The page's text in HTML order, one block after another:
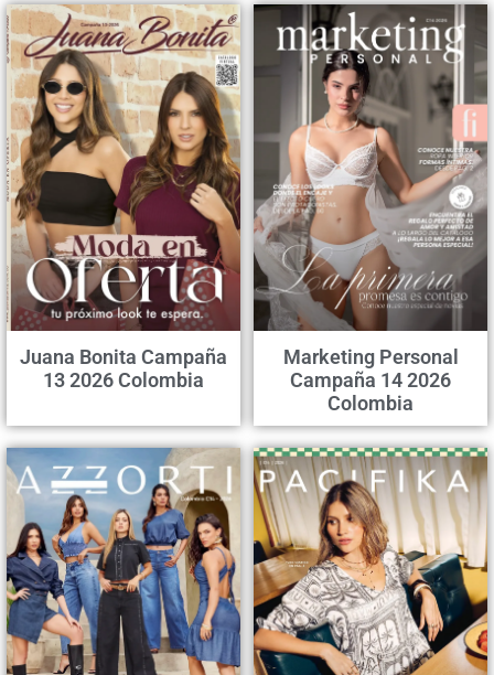
Juana Bonita Campaña
13 2026 Colombia
Marketing Personal
Campaña 14 2026
Colombia